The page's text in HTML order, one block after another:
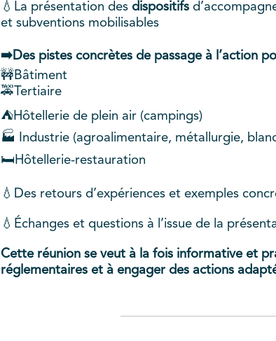
💧La présentation des dispositifs
et subventions mobilisables
➡️Des pistes concrètes de passage à l’action
🚧Bâtiment
🚕Tertiaire
⛺Hôtellerie de plein air (campings)
🏭 Industrie (agroalimentaire, métallurgie,
🛏️Hôtellerie-restauration
💧Des retours d’expériences et exemples
💧Échanges et questions à l’issue de la
Cette réunion se veut à la fois informative et
réglementaires et à engager des actions